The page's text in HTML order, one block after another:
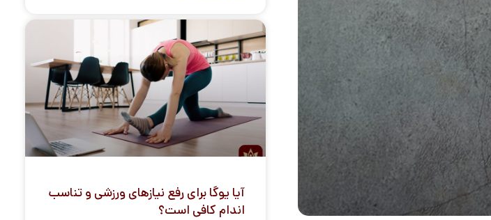
آیا یوگا برای رفع نیازهای ورزشی و تناسب
اندام کافی است؟